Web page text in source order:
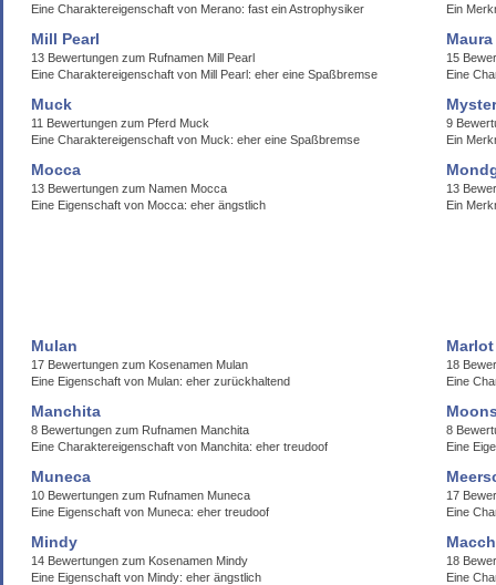
Eine Charaktereigenschaft von Merano: fast ein Astrophysiker
Ein
Mill Pearl
13 Bewertungen zum Rufnamen Mill Pearl
Eine Charaktereigenschaft von Mill Pearl: eher eine Spaßbremse
Maura
15
Eine
Muck
11 Bewertungen zum Pferd Muck
Eine Charaktereigenschaft von Muck: eher eine Spaßbremse
9
Ein
Mocca
13 Bewertungen zum Namen Mocca
Eine Eigenschaft von Mocca: eher ängstlich
13
Ein
Mulan
17 Bewertungen zum Kosenamen Mulan
Eine Eigenschaft von Mulan: eher zurückhaltend
Marlot
18
Eine
Manchita
8 Bewertungen zum Rufnamen Manchita
Eine Charaktereigenschaft von Manchita: eher treudoof
8
Eine
Muneca
10 Bewertungen zum Rufnamen Muneca
Eine Eigenschaft von Muneca: eher treudoof
17
Eine
Mindy
14 Bewertungen zum Kosenamen Mindy
Eine Eigenschaft von Mindy: eher ängstlich
18
Eine